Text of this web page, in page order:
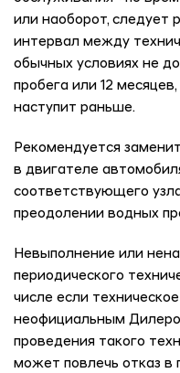
или наоборот, следует
интервал между
обычных условиях не
пробега или 12
наступит раньше.
Рекомендуется
в двигателе
соответствующего
преодолении водных
Невыполнение или
периодического
числе если
неофициальным
проведения такого
может повлечь отказ в